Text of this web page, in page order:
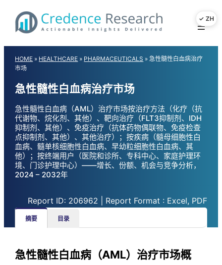
content
HOME » HEALTHCARE » PHARMACEUTICALS »急性髓性白血病治疗
市场
急性髓性白血病治疗市场
急性髓性白血病（AML）治疗市场按治疗方法（化疗（抗
代谢物、烷化剂、其他）、靶向治疗（FLT3抑制剂、IDH
抑制剂、其他）、免疫治疗（抗体药物偶联物、免疫检查
点抑制剂、其他）、其他治疗）；按疾病（髓母细胞性白
血病、髓单核细胞性白血病、早幼粒细胞性白血病、其
他）；按终端用户（医院和诊所、专科中心、家庭护理环
境、门诊护理中心）——增长、份额、机会与竞争分析，
2024 – 2032年
Report ID: 206962 | Report Format : Excel, PDF
摘要 目录
急性髓性白血病（AML）治疗市场概